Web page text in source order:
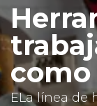
ELa línea de